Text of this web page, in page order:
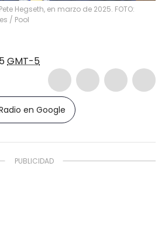
Hegseth, en marzo de 2025. FOTO:
/ Pool
GMT-5
en Google